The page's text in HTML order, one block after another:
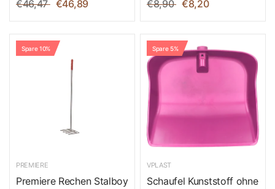
€46,47
€46,89
€8,90
€8,20
Spare 10%
PREMIERE
Premiere Rechen Stalboy
Spare 5%
VPLAST
Schaufel Kunststoff ohne